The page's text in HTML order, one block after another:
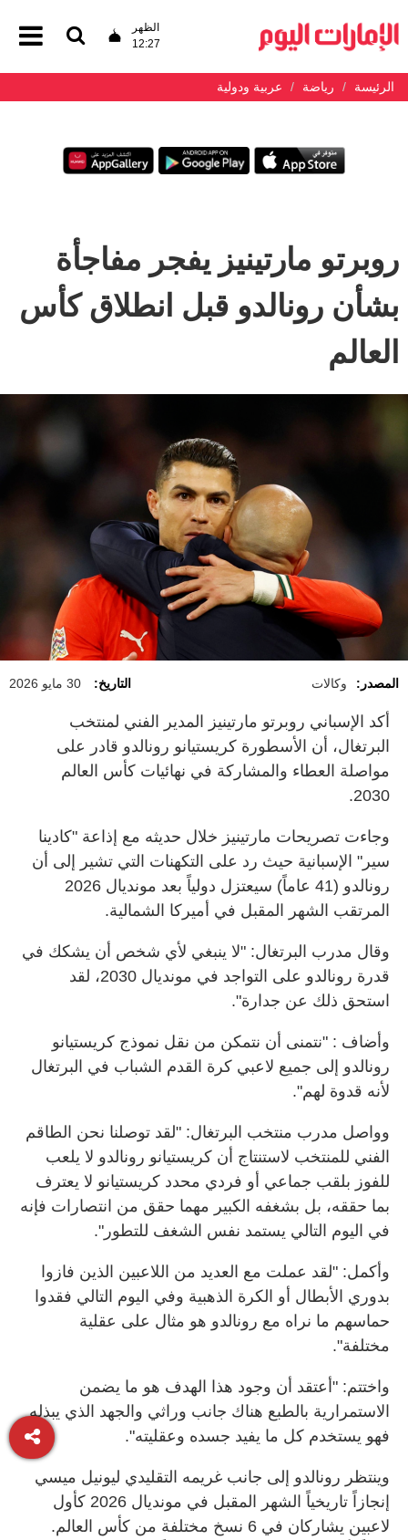
الظهر
12:27
الرئيسة رياضة عربية ودولية
روبرتو مارتينيز يفجر مفاجأة
بشأن رونالدو قبل انطلاق كأس
العالم
المصدر: وكالات التاريخ: 30 مايو 2026
أكد الإسباني روبرتو مارتينيز المدير الفني لمنتخب
البرتغال، أن الأسطورة كريستيانو رونالدو قادر على
مواصلة العطاء والمشاركة في نهائيات كأس العالم
2030.
وجاءت تصريحات مارتينيز خلال حديثه مع إذاعة "كادينا
سير" الإسبانية حيث رد على التكهنات التي تشير إلى أن
رونالدو (41 عاماً) سيعتزل دولياً بعد مونديال 2026
المرتقب الشهر المقبل في أميركا الشمالية.
وقال مدرب البرتغال: "لا ينبغي لأي شخص أن يشكك في
قدرة رونالدو على التواجد في مونديال 2030، لقد
استحق ذلك عن جدارة".
وأضاف : "نتمنى أن نتمكن من نقل نموذج كريستيانو
رونالدو إلى جميع لاعبي كرة القدم الشباب في البرتغال
لأنه قدوة لهم".
وواصل مدرب منتخب البرتغال: "لقد توصلنا نحن الطاقم
الفني للمنتخب لاستنتاج أن كريستيانو رونالدو لا يلعب
للفوز بلقب جماعي أو فردي محدد كريستيانو لا يعترف
بما حققه، بل بشغفه الكبير مهما حقق من انتصارات فإنه
في اليوم التالي يستمد نفس الشغف للتطور".
وأكمل: "لقد عملت مع العديد من اللاعبين الذين فازوا
بدوري الأبطال أو الكرة الذهبية وفي اليوم التالي فقدوا
حماسهم ما نراه مع رونالدو هو مثال على عقلية
مختلفة".
واختتم: "أعتقد أن وجود هذا الهدف هو ما يضمن
الاستمرارية بالطبع هناك جانب وراثي والجهد الذي يبذله
فهو يستخدم كل ما يفيد جسده وعقليته".
وينتظر رونالدو إلى جانب غريمه التقليدي ليونيل ميسي
إنجازاً تاريخياً الشهر المقبل في مونديال 2026 كأول
لاعبين يشاركان في 6 نسخ مختلفة من كأس العالم.